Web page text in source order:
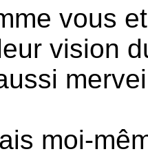
vous
vision
moi-